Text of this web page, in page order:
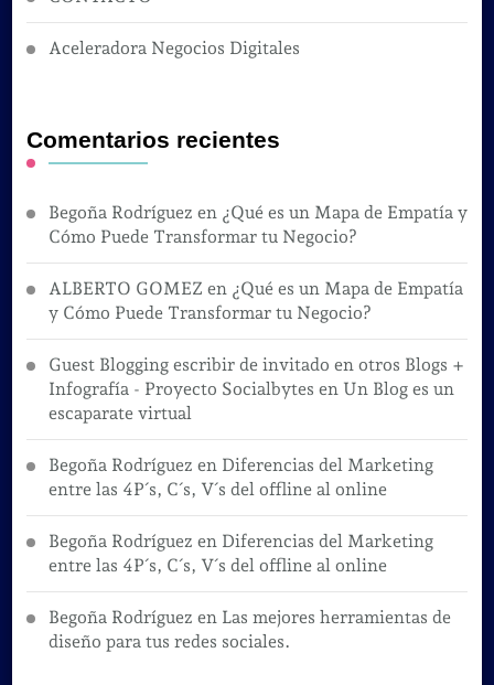
Aceleradora Negocios Digitales
Comentarios recientes
Begoña Rodríguez en ¿Qué es un Mapa de Empatía y
Cómo Puede Transformar tu Negocio?
ALBERTO GOMEZ en ¿Qué es un Mapa de Empatía
y Cómo Puede Transformar tu Negocio?
Guest Blogging escribir de invitado en otros Blogs +
Infografía - Proyecto Socialbytes en Un Blog es un
escaparate virtual
Begoña Rodríguez en Diferencias del Marketing
entre las 4P´s, C´s, V´s del offline al online
Begoña Rodríguez en Diferencias del Marketing
entre las 4P´s, C´s, V´s del offline al online
Begoña Rodríguez en Las mejores herramientas de
diseño para tus redes sociales.